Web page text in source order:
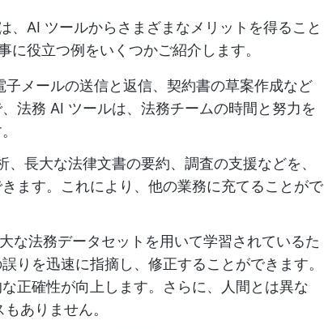
、AI ツールからさまざまなメリットを得ること
役立つ例をいくつかご紹介します。
子メールの送信と返信、契約書の草案作成など
法務 AI ツールは、法務チームの時間と努力を
、長大な法律文書の要約、調査の支援などを、
ます。これにより、他の業務に充てることがで
な法務データセットを用いて学習されているた
りを迅速に指摘し、修正することができます。
正確性が向上します。さらに、人間とは異な
ありません。